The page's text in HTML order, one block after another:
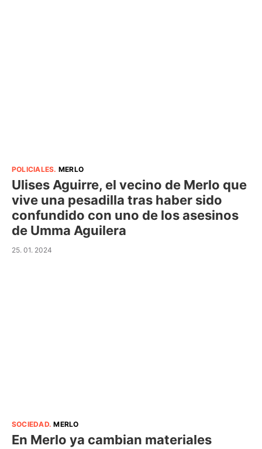
POLICIALES. MERLO
Ulises Aguirre, el vecino de Merlo que
vive una pesadilla tras haber sido
confundido con uno de los asesinos
de Umma Aguilera
25. 01. 2024
SOCIEDAD.MERLO
En Merlo ya cambian materiales